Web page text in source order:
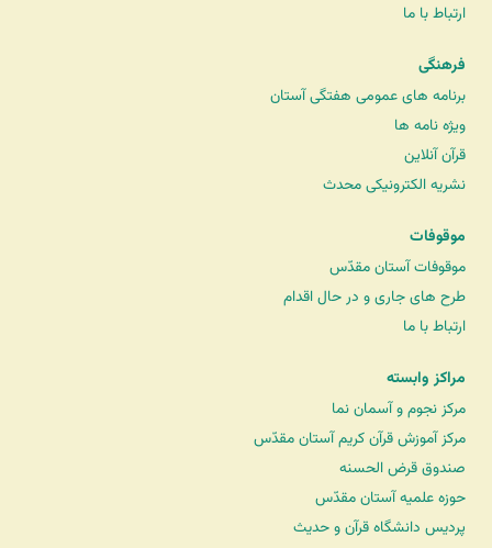
ارتباط با ما
فرهنگی
برنامه های عمومی هفتگی آستان
ویژه نامه ها
قرآن آنلاین
نشریه الکترونیکی محدث
موقوفات
موقوفات آستان مقدّس
طرح های جاری و در حال اقدام
ارتباط با ما
مراکز وابسته
مرکز نجوم و آسمان نما
مرکز آموزش قرآن کریم آستان مقدّس
صندوق قرض الحسنه
حوزه علمیه آستان مقدّس
پردیس دانشگاه قرآن و حدیث